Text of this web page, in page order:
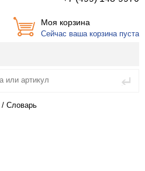
Моя корзина
Сейчас ваша корзина пуста
/ Словарь